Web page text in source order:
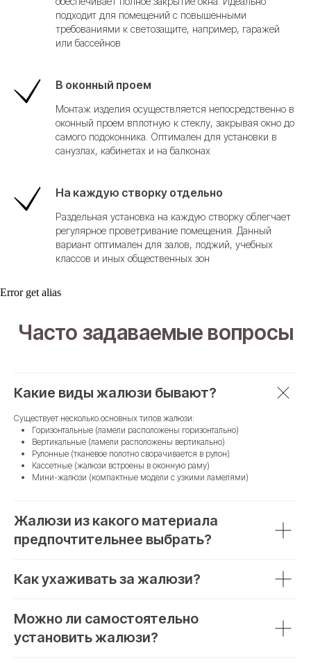
подходит для помещений с повышенными
требованиями к светозащите, например, гаражей
или бассейнов
В оконный проем
Монтаж изделия осуществляется непосредственно в
оконный проем вплотную к стеклу, закрывая окно до
самого подоконника. Оптимален для установки в
санузлах, кабинетах и на балконах
На каждую створку отдельно
Раздельная установка на каждую створку облегчает
регулярное проветривание помещения. Данный
вариант оптимален для залов, лоджий, учебных
классов и иных общественных зон
Error get alias
Часто задаваемые вопросы
Какие виды жалюзи бывают?
Существует несколько основных типов жалюзи:
Горизонтальные (ламели расположены горизонтально)
Вертикальные (ламели расположены вертикально)
Рулонные (тканевое полотно сворачивается в рулон)
Кассетные (жалюзи встроены в оконную раму)
Мини-жалюзи (компактные модели с узкими ламелями)
Жалюзи из какого материала
предпочтительнее выбрать?
Как ухаживать за жалюзи?
Можно ли самостоятельно
установить жалюзи?
ИП Саттаров Ленар
ИНН 163902769224